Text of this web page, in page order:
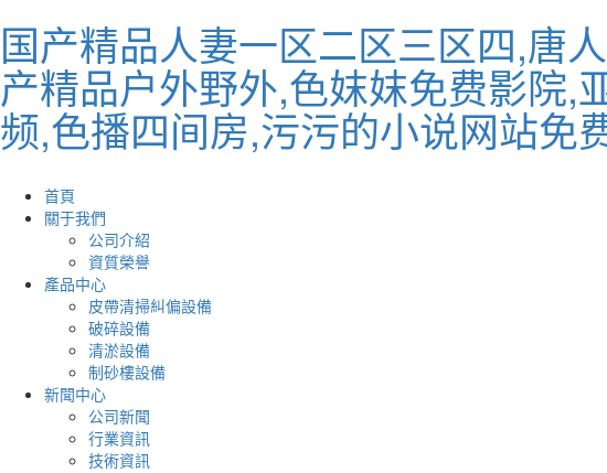
国产精品人妻一区二区三区四,唐
产精品户外野外,色妺妺免费影院,
频,色播四间房,污污的小说网站免
首頁
關于我們
公司介紹
資質榮譽
產品中心
皮帶清掃糾偏設備
破碎設備
清淤設備
制砂樓設備
新聞中心
公司新聞
行業資訊
技術資訊